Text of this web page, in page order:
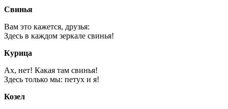
Свинья
Вам это кажется, друзья:
Здесь в каждом зеркале свинья!
Курица
Ах, нет! Какая там свинья!
Здесь только мы: петух и я!
Козел